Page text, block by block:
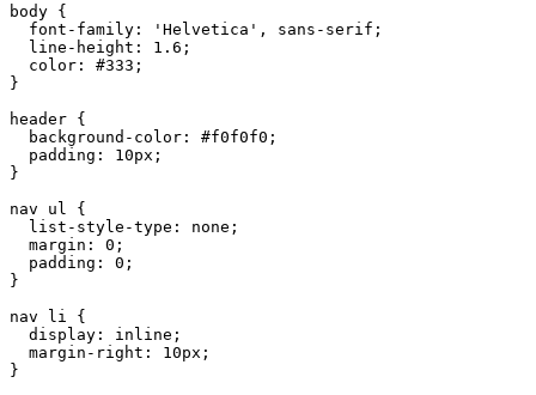
body {
  font-family: 'Helvetica', sans-serif;
  line-height: 1.6;
  color: #333;
}
header {
  background-color: #f0f0f0;
  padding: 10px;
}
nav ul {
  list-style-type: none;
  margin: 0;
  padding: 0;
}
nav li {
  display: inline;
  margin-right: 10px;
}